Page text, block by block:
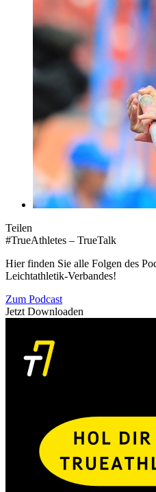
Teilen
#TrueAthletes – TrueTalk
Hier finden Sie alle Folgen des
Leichtathletik-Verbandes!
Zum Podcast
Jetzt Downloaden